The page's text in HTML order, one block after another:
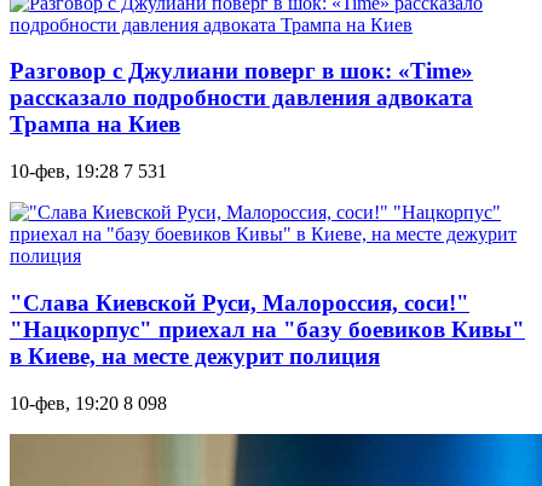
Разговор с Джулиани поверг в шок: «Time»
рассказало подробности давления адвоката
Трампа на Киев
10-фев, 19:28 7 531
"Слава Киевской Руси, Малороссия, соси!"
"Нацкорпус" приехал на "базу боевиков Кивы"
в Киеве, на месте дежурит полиция
10-фев, 19:20 8 098